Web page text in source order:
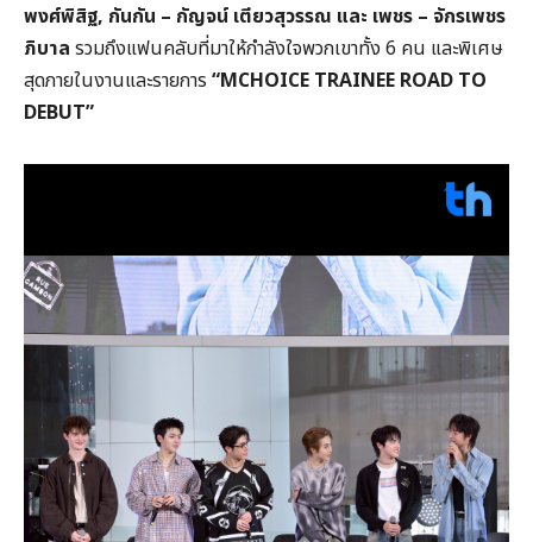
พงศ์พิสิฐ, กันกัน – กัญจน์ เตียวสุวรรณ และ เพชร – จักรเพชร
ภิบาล รวมถึงแฟนคลับที่มาให้กำลังใจพวกเขาทั้ง 6 คน และพิเศษ
สุดภายในงานและรายการ “MCHOICE TRAINEE ROAD TO
DEBUT”